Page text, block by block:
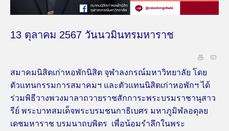
13 ตุลาคม 2567 วันนวมินทรมหาราช
สมาคมนิสิตเก่าหอพักนิสิต จุฬาลงกรณ์มหาวิทยาลัย โดย
ตัวแทนกรรมการสมาคมฯ และตัวแทนนิสิตเก่าหอพักฯ ได้
ร่วมพิธีวางพวงมาลาถวายราชสักการะพระบรมราชานุสาว
รีย์ พระบาทสมเด็จพระบรมชนกาธิเบศร มหาภูมิฬลอดุลย
เดชมหาราช บรมนาถบพิตร เพื่อน้อมรำลึกในพระ